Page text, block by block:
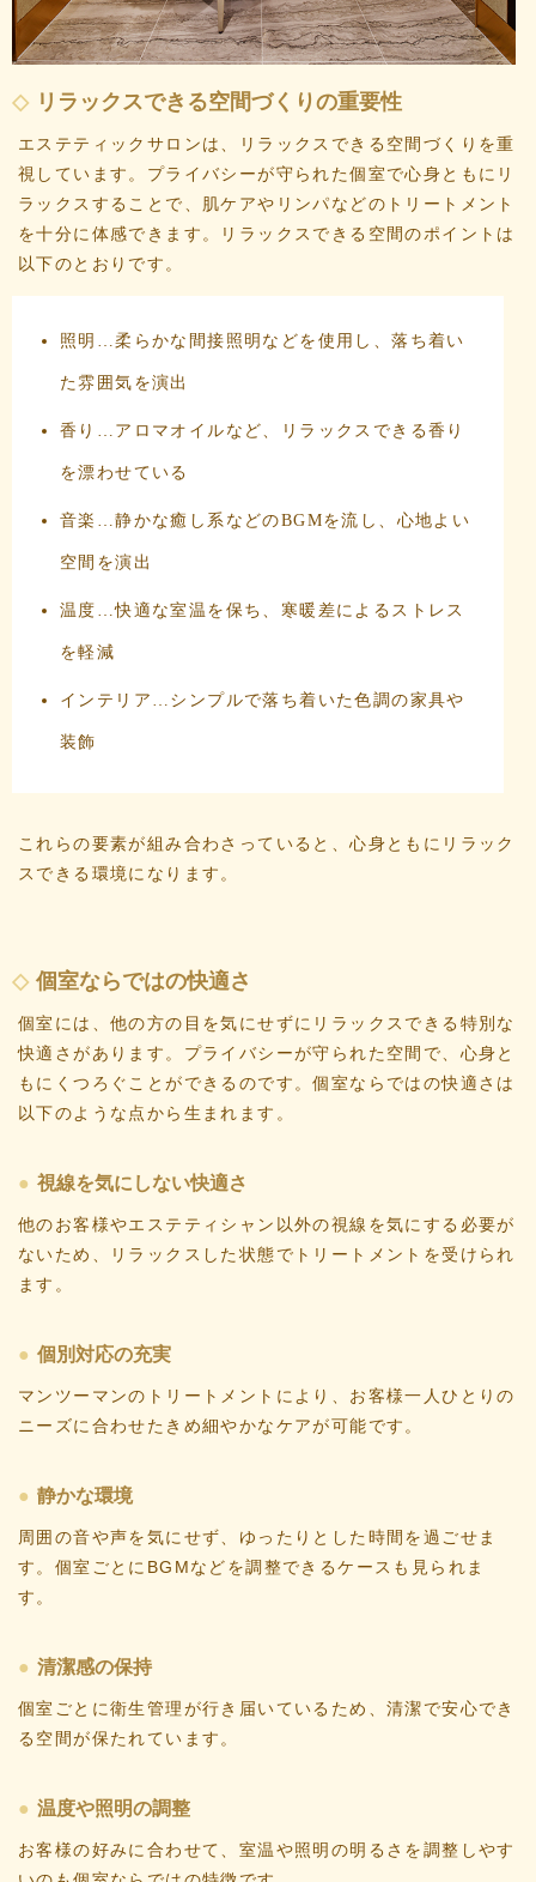
リラックスできる空間づくりの重要性
エステティックサロンは、リラックスできる空間づくりを重
視しています。プライバシーが守られた個室で心身ともにリ
ラックスすることで、肌ケアやリンパなどのトリートメント
を十分に体感できます。リラックスできる空間のポイントは
以下のとおりです。
照明…柔らかな間接照明などを使用し、落ち着い
た雰囲気を演出
香り…アロマオイルなど、リラックスできる香り
を漂わせている
音楽…静かな癒し系などのBGMを流し、心地よい
空間を演出
温度…快適な室温を保ち、寒暖差によるストレス
を軽減
インテリア…シンプルで落ち着いた色調の家具や
装飾
これらの要素が組み合わさっていると、心身ともにリラック
スできる環境になります。
個室ならではの快適さ
個室には、他の方の目を気にせずにリラックスできる特別な
快適さがあります。プライバシーが守られた空間で、心身と
もにくつろぐことができるのです。個室ならではの快適さは
以下のような点から生まれます。
視線を気にしない快適さ
他のお客様やエステティシャン以外の視線を気にする必要が
ないため、リラックスした状態でトリートメントを受けられ
ます。
個別対応の充実
マンツーマンのトリートメントにより、お客様一人ひとりの
ニーズに合わせたきめ細やかなケアが可能です。
静かな環境
周囲の音や声を気にせず、ゆったりとした時間を過ごせま
す。個室ごとにBGMなどを調整できるケースも見られま
す。
清潔感の保持
個室ごとに衛生管理が行き届いているため、清潔で安心でき
る空間が保たれています。
温度や照明の調整
お客様の好みに合わせて、室温や照明の明るさを調整しやす